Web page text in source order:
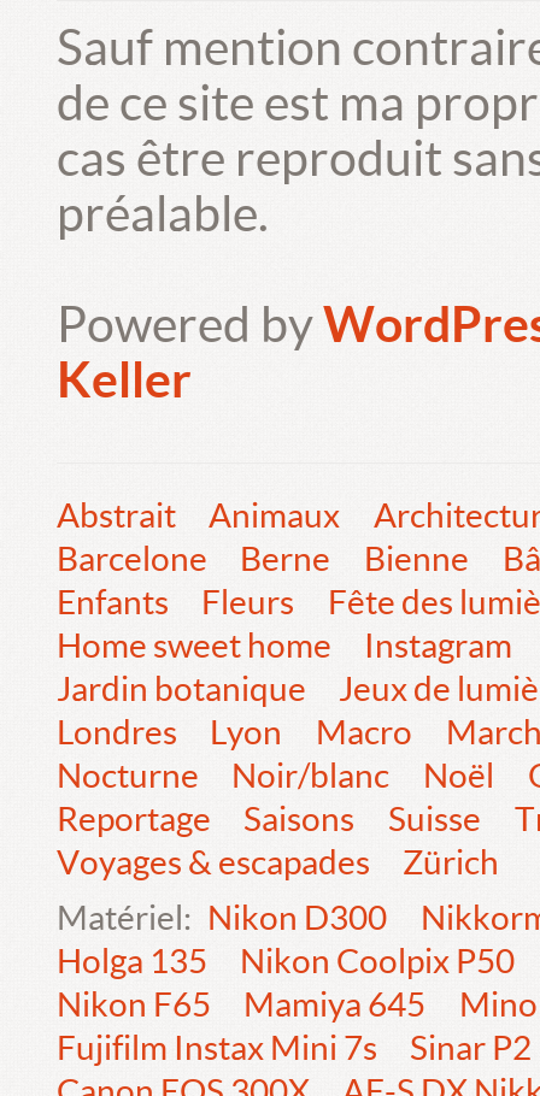
Sauf mention
de ce site est ma
cas être reproduit
préalable.
Powered by
Keller
Abstrait Animaux
Barcelone
Berne Bienne
Enfants
Fleurs
Fête des
Home sweet home
Instagram
Jardin botanique
Jeux de
Londres
Lyon Macro
Nocturne
Noir/blanc Noël
Reportage
Saisons Suisse
Voyages & escapades
Zürich
Matériel: Nikon D300
Holga 135
Nikon Coolpix P50
Nikon F65
Mamiya 645
Fujifilm Instax Mini 7s
Sinar P2